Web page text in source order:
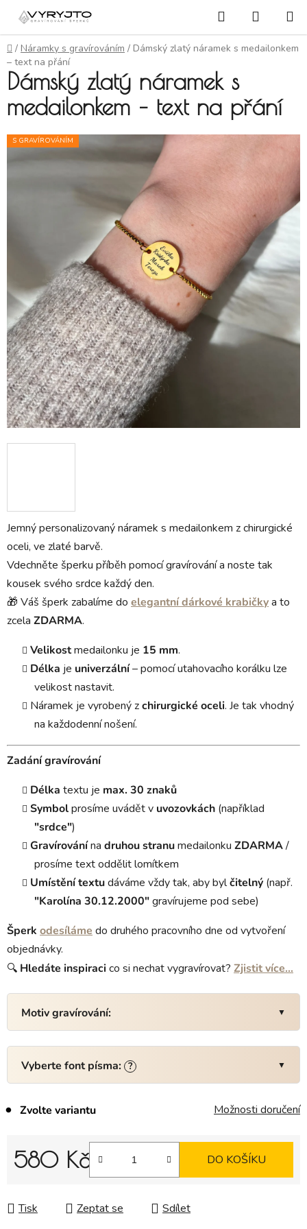
Přejít na obsah Hledat
Domů
/ Náramky s gravírováním / Dámský zlatý náramek s medailonkem
– text na přání
Jemný personalizovaný náramek s medailonkem z chirurgické
oceli, ve zlaté barvě.
Vdechněte šperku příběh pomocí gravírování a noste tak
kousek svého srdce každý den.
🎁 Váš šperk zabalíme do elegantní dárkové krabičkya to
zcela ZDARMA.
Velikostmedailonku je 15 mm.
Délka je univerzální– pomocí utahovacího korálku lze
velikost nastavit.
Náramek je vyrobený zchirurgické oceli. Je tak vhodný
na každodenní nošení.
Zadání gravírování
Délka textu je max. 30 znaků
Symbolprosíme uvádět v uvozovkách (například
"srdce")
Gravírovánína druhou stranumedailonku ZDARMA/
prosíme text oddělit lomítkem
Umístění textudáváme vždy tak, aby bylčitelný (např.
"Karolína 30.12.2000"gravírujeme pod sebe)
Šperk odesíláme do druhého pracovního dne od vytvoření
objednávky.
🔍 Hledáte inspiracico si nechat vygravírovat? Zjistit více…
Motiv gravírování:
Vyberte font písma: ?
Zvolte variantu Možnosti doručení
580 Kč DO KOŠÍKU
Tisk Zeptat se Sdílet
Dámský zlatý náramek s
medailonkem – text na přání
S GRAVÍROVÁNÍM